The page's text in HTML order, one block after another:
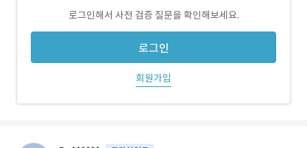
로그인해서 사전 검증 질문을 확인해보세요.
로그인
회원가입